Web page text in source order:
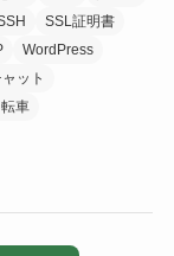
SSL証明書
WordPress
ット
車